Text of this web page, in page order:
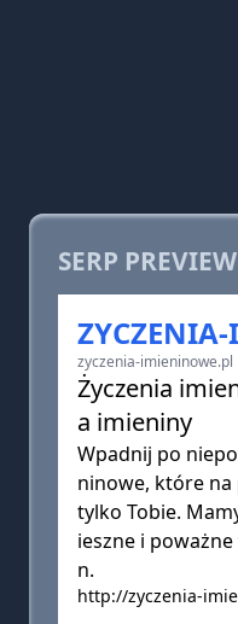
SERP PREVIEW
zyczenia-imieninowe.pl
Życzenia
a imieniny
Wpadnij po
ninowe, które
tylko Tobie.
ieszne i
n.
http://zyczenia-